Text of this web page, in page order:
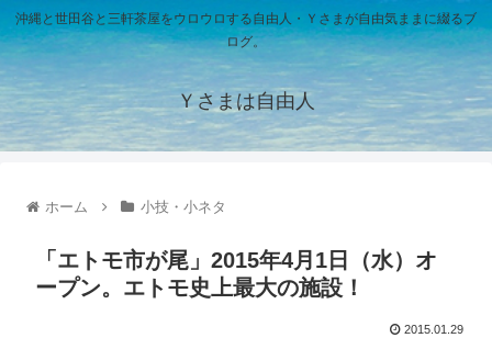
沖縄と世田谷と三軒茶屋をウロウロする自由人・Ｙさまが自由気ままに綴るブ
ログ。
Ｙさまは自由人
ホーム 小技・小ネタ
「エトモ市が尾」2015年4月1日（水）オ
ープン。エトモ史上最大の施設！
2015.01.29